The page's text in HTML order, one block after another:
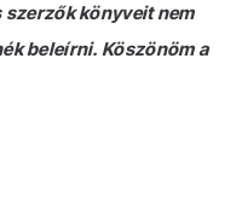
könyveit nem
beleírni. Köszönöm a